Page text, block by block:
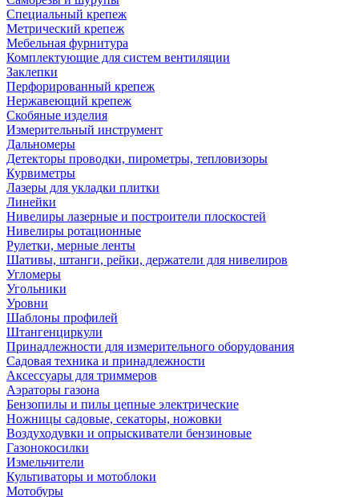
Специальный крепеж
Метрический крепеж
Мебельная фурнитура
Комплектующие для систем вентиляции
Заклепки
Перфорированный крепеж
Нержавеющий крепеж
Скобяные изделия
Измерительный инструмент
Дальномеры
Детекторы проводки, пирометры, тепловизоры
Курвиметры
Лазеры для укладки плитки
Линейки
Нивелиры лазерные и построители плоскостей
Нивелиры ротационные
Рулетки, мерные ленты
Шативы, штанги, рейки, держатели для нивелиров
Угломеры
Угольники
Уровни
Шаблоны профилей
Штангенциркули
Принадлежности для измерительного оборудования
Садовая техника и принадлежности
Аксессуары для триммеров
Аэраторы газона
Бензопилы и пилы цепные электрические
Ножницы садовые, секаторы, ножовки
Воздуходувки и опрыскиватели бензиновые
Газонокосилки
Измельчители
Культиваторы и мотоблоки
Мотобуры